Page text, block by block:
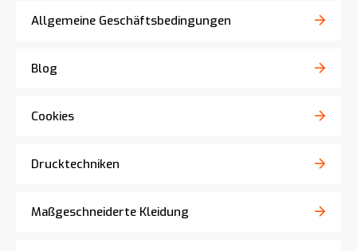
Allgemeine Geschäftsbedingungen
Blog
Cookies
Drucktechniken
Maßgeschneiderte Kleidung